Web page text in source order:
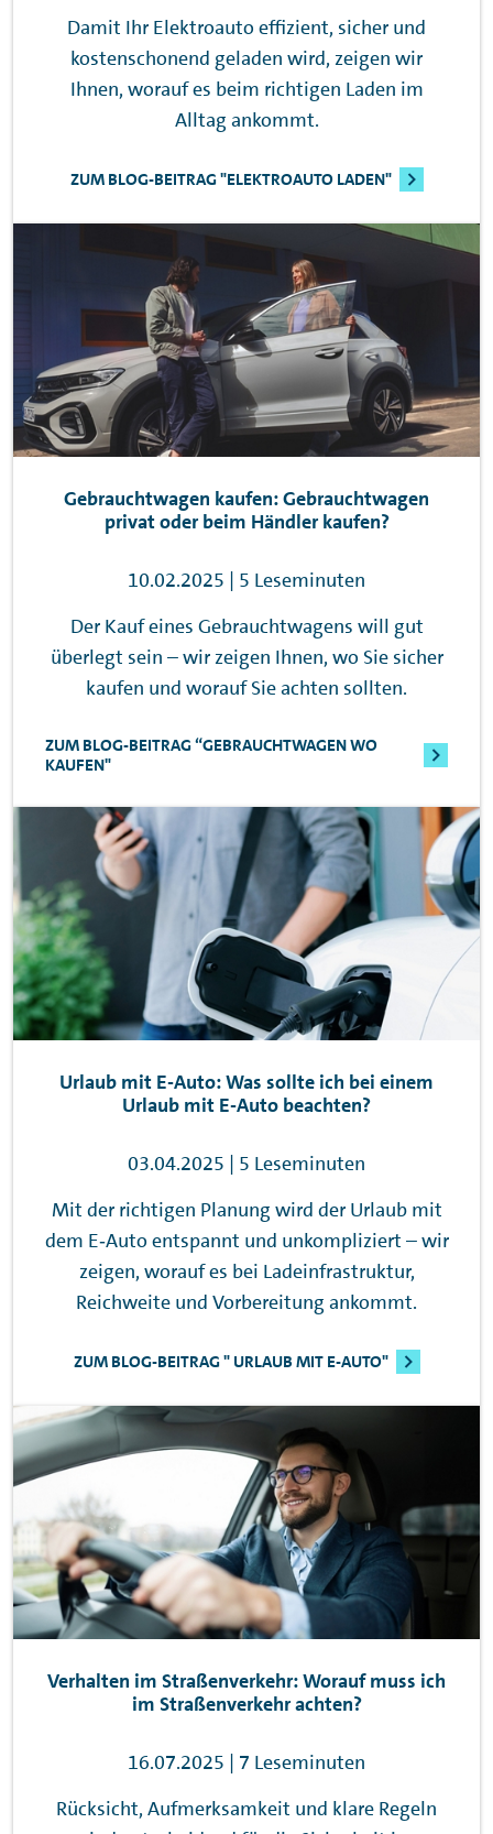
Damit Ihr Elektroauto effizient, sicher und
kostenschonend geladen wird, zeigen wir
Ihnen, worauf es beim richtigen Laden im
Alltag ankommt.
ZUM BLOG-BEITRAG "ELEKTROAUTO LADEN"
Gebrauchtwagen kaufen: Gebrauchtwagen
privat oder beim Händler kaufen?
10.02.2025 | 5 Leseminuten
Der Kauf eines Gebrauchtwagens will gut
überlegt sein – wir zeigen Ihnen, wo Sie sicher
kaufen und worauf Sie achten sollten.
ZUM BLOG-BEITRAG “GEBRAUCHTWAGEN WO
KAUFEN"
Urlaub mit E-Auto: Was sollte ich bei einem
Urlaub mit E-Auto beachten?
03.04.2025 | 5 Leseminuten
Mit der richtigen Planung wird der Urlaub mit
dem E‑Auto entspannt und unkompliziert – wir
zeigen, worauf es bei Ladeinfrastruktur,
Reichweite und Vorbereitung ankommt.
ZUM BLOG-BEITRAG " URLAUB MIT E-AUTO"
Verhalten im Straßenverkehr: Worauf muss ich
im Straßenverkehr achten?
16.07.2025 | 7 Leseminuten
Rücksicht, Aufmerksamkeit und klare Regeln